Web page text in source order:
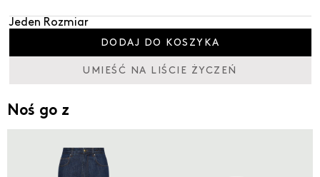
Jeden Rozmiar
DODAJ DO KOSZYKA
UMIEŚĆ NA LIŚCIE ŻYCZEŃ
Noś go z